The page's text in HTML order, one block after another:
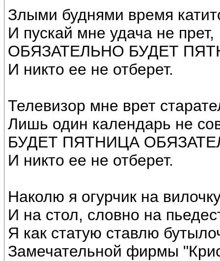
Злыми буднями время
И пускай мне удача не прет,
ОБЯЗАТЕЛЬНО БУДЕТ
И никто ее не отберет.
Телевизор мне врет
Лишь один календарь не
БУДЕТ ПЯТНИЦА
И никто ее не отберет.
Наколю я огурчик на
И на стол, словно на
Я как статую ставлю
Замечательной фирмы